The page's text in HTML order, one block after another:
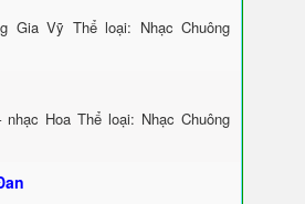
Gia Vỹ Thể loại: Nhạc Chuông
Hoa Thể loại: Nhạc Chuông